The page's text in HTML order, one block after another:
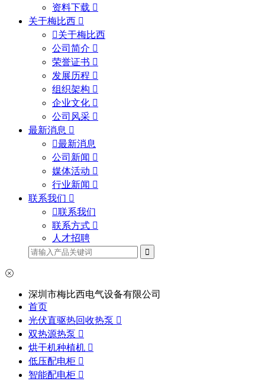
资料下载
关于梅比西
关于梅比西
公司简介
荣誉证书
发展历程
组织架构
企业文化
公司风采
最新消息
最新消息
公司新闻
媒体活动
行业新闻
联系我们
联系我们
联系方式
人才招聘
深圳市梅比西电气设备有限公司
首页
光伏直驱热回收热泵
双热源热泵
烘干机种植机
低压配电柜
智能配电柜